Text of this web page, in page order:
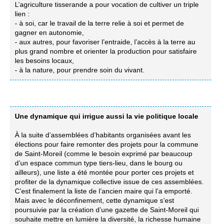
L’agriculture tisserande a pour vocation de cultiver un triple
lien :
- à soi, car le travail de la terre relie à soi et permet de
gagner en autonomie,
- aux autres, pour favoriser l’entraide, l’accès à la terre au
plus grand nombre et orienter la production pour satisfaire
les besoins locaux,
- à la nature, pour prendre soin du vivant.
Une dynamique qui irrigue aussi la vie politique locale
À la suite d’assemblées d’habitants organisées avant les
élections pour faire remonter des projets pour la commune
de Saint-Moreil (comme le besoin exprimé par beaucoup
d’un espace commun type tiers-lieu, dans le bourg ou
ailleurs), une liste a été montée pour porter ces projets et
profiter de la dynamique collective issue de ces assemblées.
C’est finalement la liste de l’ancien maire qui l’a emporté.
Mais avec le déconfinement, cette dynamique s’est
poursuivie par la création d’une gazette de Saint-Moreil qui
souhaite mettre en lumière la diversité, la richesse humaine